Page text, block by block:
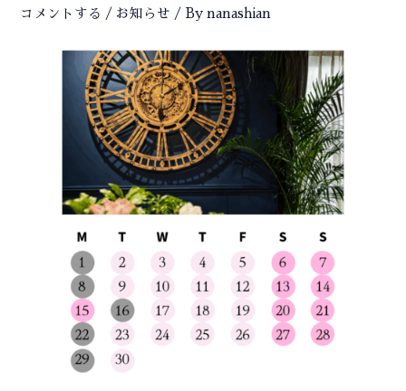
コメントする / お知らせ / Bynanashian